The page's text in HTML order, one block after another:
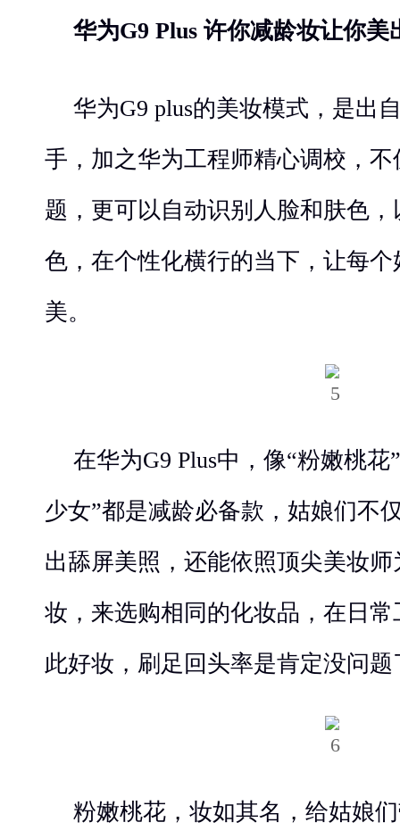
华为G9 Plus 许你减龄妆让你美
华为G9 plus的美妆模式，是出
手，加之华为工程师精心调校，
题，更可以自动识别人脸和肤色
色，在个性化横行的当下，让每
美。
在华为G9 Plus中，像“粉嫩桃花
少女”都是减龄必备款，姑娘们不
出舔屏美照，还能依照顶尖美妆
妆，来选购相同的化妆品，在日
此好妆，刷足回头率是肯定没问题
粉嫩桃花，妆如其名，给姑娘